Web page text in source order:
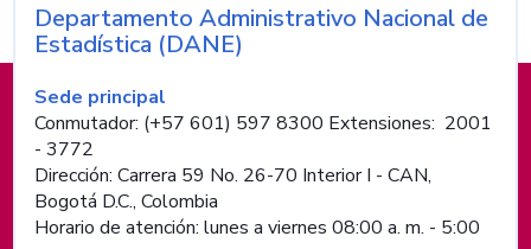
Información de pie de página
Nombre de la entidad
Departamento Administrativo Nacional de
Estadística (DANE)
Sede principal
Conmutador: (+57 601) 597 8300 Extensiones: 2001
- 3772
Dirección: Carrera 59 No. 26-70 Interior I - CAN,
Bogotá D.C., Colombia
Horario de atención: lunes a viernes 08:00 a. m. - 5:00